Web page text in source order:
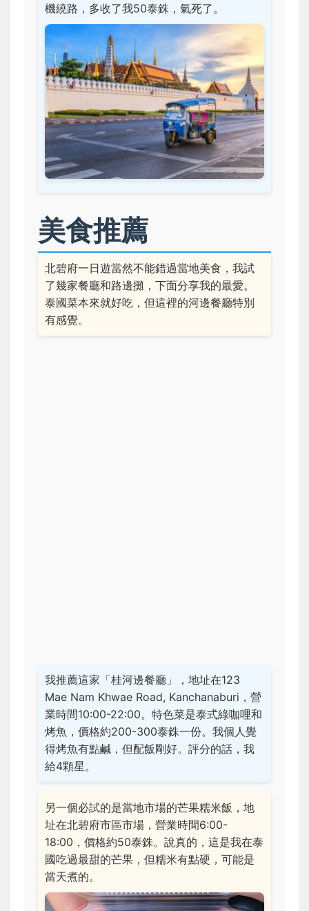
機繞路，多收了我50泰銖，氣死了。
美食推薦
北碧府一日遊當然不能錯過當地美食，我試
了幾家餐廳和路邊攤，下面分享我的最愛。
泰國菜本來就好吃，但這裡的河邊餐廳特別
有感覺。
我推薦這家「桂河邊餐廳」，地址在123
Mae Nam Khwae Road, Kanchanaburi，營
業時間10:00-22:00。特色菜是泰式綠咖哩和
烤魚，價格約200-300泰銖一份。我個人覺
得烤魚有點鹹，但配飯剛好。評分的話，我
給4顆星。
另一個必試的是當地市場的芒果糯米飯，地
址在北碧府市區市場，營業時間6:00-
18:00，價格約50泰銖。說真的，這是我在泰
國吃過最甜的芒果，但糯米有點硬，可能是
當天煮的。